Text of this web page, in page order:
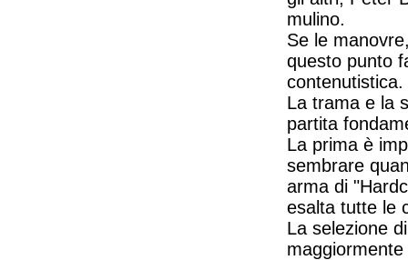
mulino.
Se le
questo punto
contenutistica.
La trama e la
partita
La prima è
sembrare
arma di
esalta tutte le
La selezione